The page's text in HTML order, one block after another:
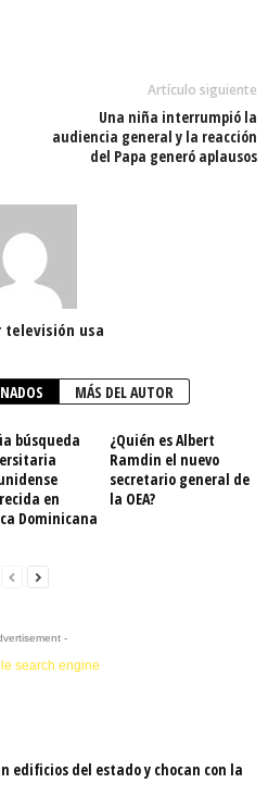
Artículo siguiente
Una niña interrumpió la
audiencia general y la reacción
del Papa generó aplausos
televisión usa
MÁS DEL AUTOR
búsqueda
en
Dominicana
¿Quién es Albert
Ramdin el nuevo
secretario general de
la OEA?
-
edificios del estado y chocan con la